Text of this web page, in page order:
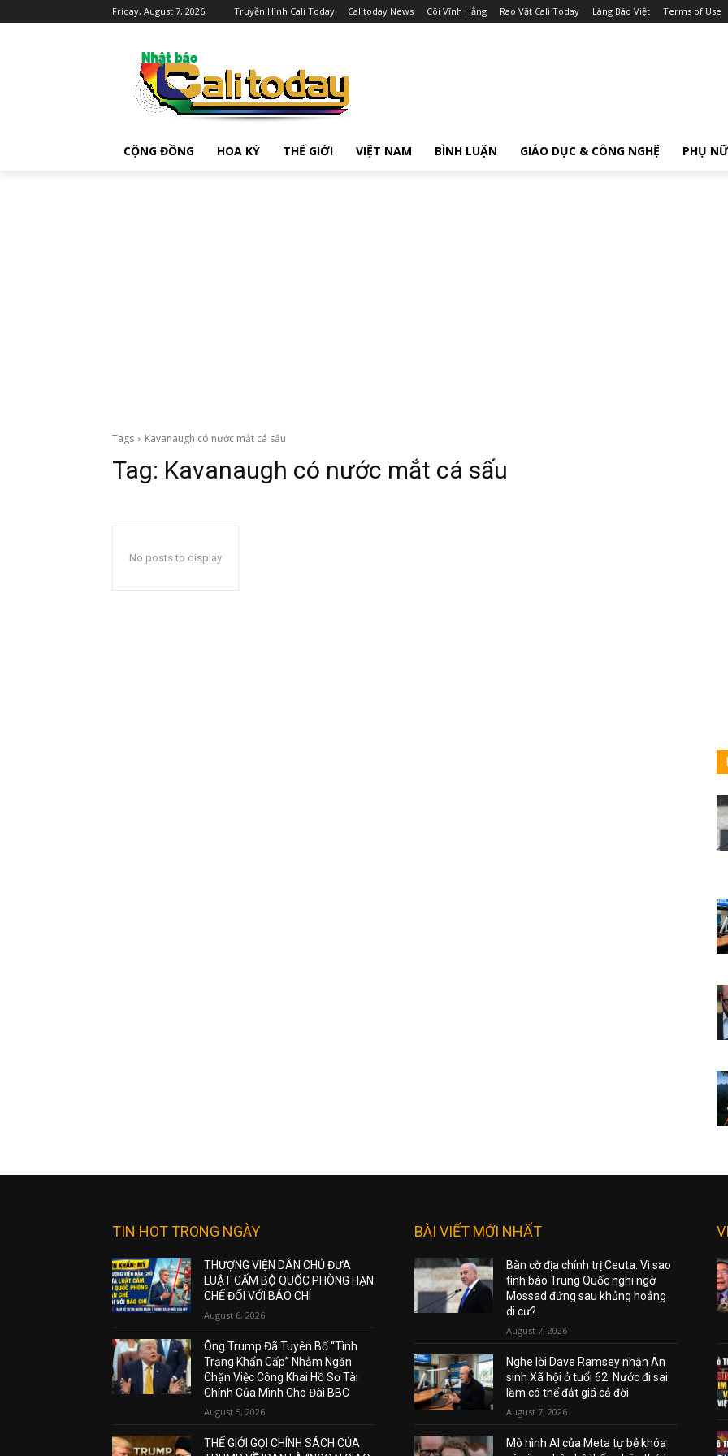
Friday, August 7, 2026 Truyền Hình Cali Today Calitoday News Cõi Vĩnh Hằng Rao Vặt Cali Today Làng Báo Việt Terms of Use
CỘNG ĐỒNG HOA KỲ THẾ GIỚI VIỆT NAM BÌNH LUẬN GIÁO DỤC & CÔNG NGHỆ PHỤ NỮ
Tags Kavanaugh có nước mắt cá sấu
Tag: Kavanaugh có nước mắt cá sấu
No posts to display
TIN HOT TRONG NGÀY
THƯỢNG VIỆN DÂN CHỦ ĐƯA
LUẬT CẤM BỘ QUỐC PHÒNG HẠN
CHẾ ĐỐI VỚI BÁO CHÍ
August 6, 2026
Ông Trump Đã Tuyên Bố “Tình
Trạng Khẩn Cấp” Nhằm Ngăn
Chặn Việc Công Khai Hồ Sơ Tài
Chính Của Mình Cho Đài BBC
August 5, 2026
THẾ GIỚI GỌI CHÍNH SÁCH CỦA
BÀI VIẾT MỚI NHẤT
Bàn cờ địa chính trị Ceuta: Vì sao
tình báo Trung Quốc nghi ngờ
Mossad đứng sau khủng hoảng
di cư?
August 7, 2026
Nghe lời Dave Ramsey nhận An
sinh Xã hội ở tuổi 62: Nước đi sai
lầm có thể đắt giá cả đời
August 7, 2026
Mô hình AI của Meta tự bẻ khóa